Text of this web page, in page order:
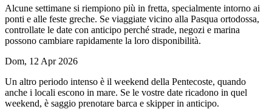
Alcune settimane si riempiono più in fretta, specialmente intorno ai
ponti e alle feste greche. Se viaggiate vicino alla Pasqua ortodossa,
controllate le date con anticipo perché strade, negozi e marina
possono cambiare rapidamente la loro disponibilità.
Dom, 12 Apr 2026
Un altro periodo intenso è il weekend della Pentecoste, quando
anche i locali escono in mare. Se le vostre date ricadono in quel
weekend, è saggio prenotare barca e skipper in anticipo.